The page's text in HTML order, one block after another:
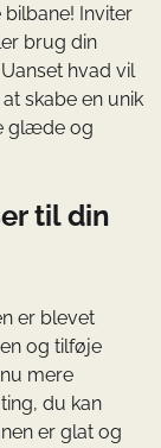
Inviter
brug din
hvad vil
skabe en unik
glæde og
til din
er blevet
og tilføje
mere
du kan
er glat og